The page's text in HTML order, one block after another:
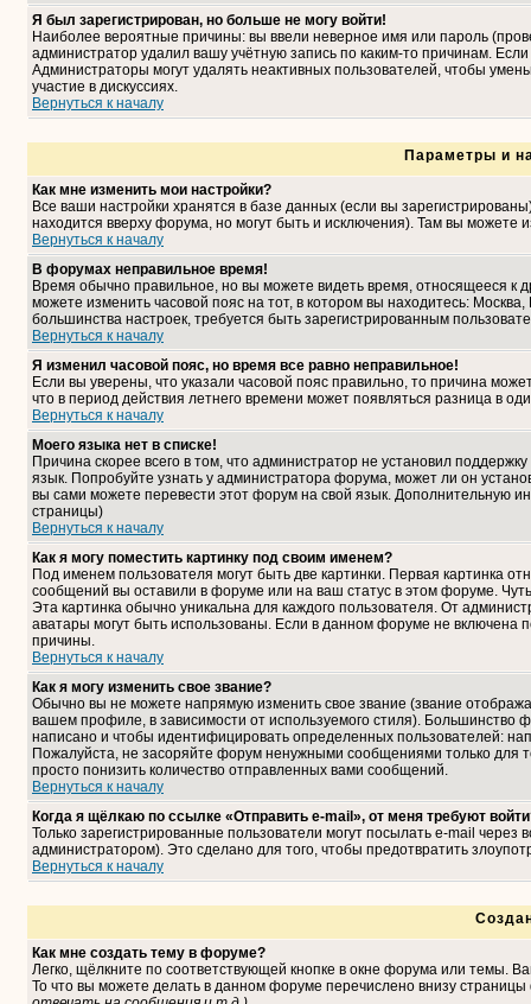
Я был зарегистрирован, но больше не могу войти!
Наиболее вероятные причины: вы ввели неверное имя или пароль
администратор удалил вашу учётную запись по каким-то причинам.
Администраторы могут удалять неактивных пользователей, чтобы
участие в дискуссиях.
Вернуться к началу
Параметры и
Как мне изменить мои настройки?
Все ваши настройки хранятся в базе данных (если вы
находится вверху форума, но могут быть и исключения). Там вы можете
Вернуться к началу
В форумах неправильное время!
Время обычно правильное, но вы можете видеть время, относящееся к
можете изменить часовой пояс на тот, в котором вы находитесь:
большинства настроек, требуется быть зарегистрированным
Вернуться к началу
Я изменил часовой пояс, но время все равно неправильное!
Если вы уверены, что указали часовой пояс правильно, то причина
что в период действия летнего времени может появляться разница в
Вернуться к началу
Моего языка нет в списке!
Причина скорее всего в том, что администратор не установил
язык. Попробуйте узнать у администратора форума, может ли он
вы сами можете перевести этот форум на свой язык. Дополнительную
страницы)
Вернуться к началу
Как я могу поместить картинку под своим именем?
Под именем пользователя могут быть две картинки. Первая картинка
сообщений вы оставили в форуме или на ваш статус в этом форуме.
Эта картинка обычно уникальна для каждого пользователя. От
аватары могут быть использованы. Если в данном форуме не включена
причины.
Вернуться к началу
Как я могу изменить свое звание?
Обычно вы не можете напрямую изменить свое звание (звание
вашем профиле, в зависимости от используемого стиля). Большинство
написано и чтобы идентифицировать определенных пользователей:
Пожалуйста, не засоряйте форум ненужными сообщениями только для
просто понизить количество отправленных вами сообщений.
Вернуться к началу
Когда я щёлкаю по ссылке «Отправить e-mail», от меня требуют
Только зарегистрированные пользователи могут посылать e-mail
администратором). Это сделано для того, чтобы предотвратить
Вернуться к началу
Как мне создать тему в форуме?
Легко, щёлкните по соответствующей кнопке в окне форума или темы.
То что вы можете делать в данном форуме перечислено внизу